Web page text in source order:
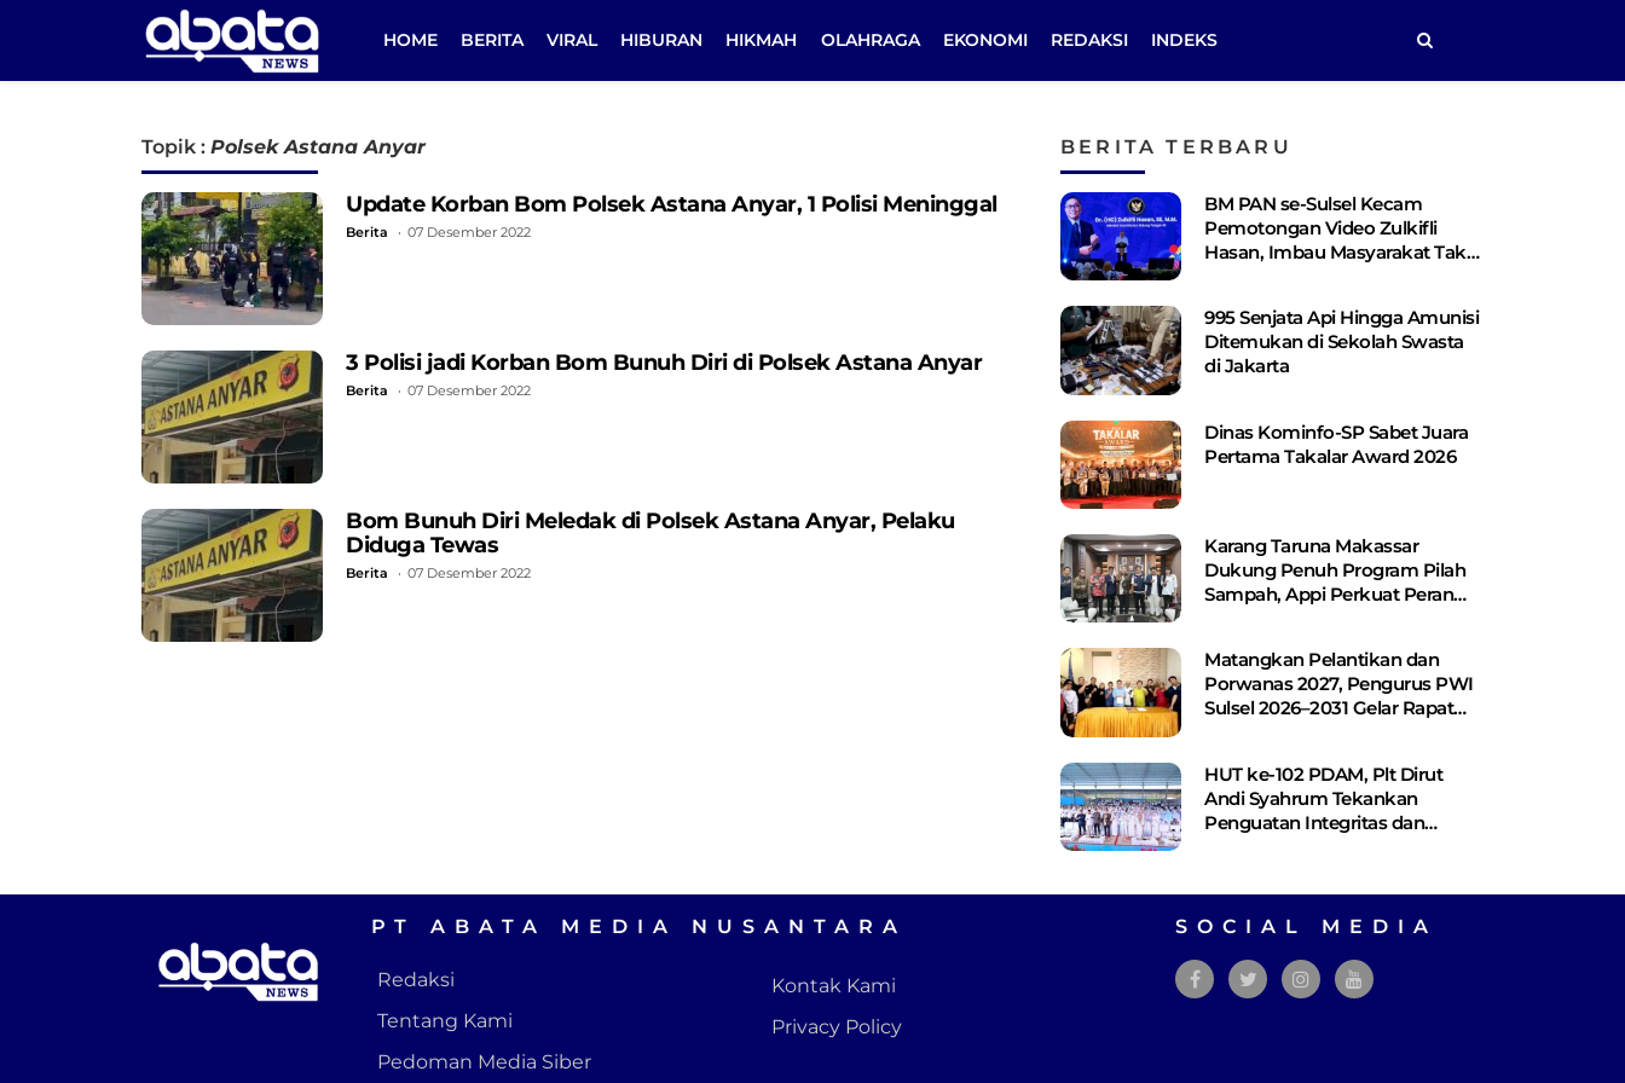
HOME BERITA VIRAL HIBURAN HIKMAH OLAHRAGA EKONOMI REDAKSI INDEKS
Topik : Polsek Astana Anyar
Update Korban Bom Polsek Astana Anyar, 1 Polisi Meninggal
Berita 07 Desember 2022
3 Polisi jadi Korban Bom Bunuh Diri di Polsek Astana Anyar
Berita 07 Desember 2022
Bom Bunuh Diri Meledak di Polsek Astana Anyar, Pelaku
Diduga Tewas
Berita 07 Desember 2022
BERITA TERBARU
BM PAN se-Sulsel Kecam
Pemotongan Video Zulkifli
Hasan, Imbau Masyarakat Tak
995 Senjata Api Hingga Amunisi
Ditemukan di Sekolah Swasta
di Jakarta
Dinas Kominfo-SP Sabet Juara
Pertama Takalar Award 2026
Karang Taruna Makassar
Dukung Penuh Program Pilah
Sampah, Appi Perkuat Peran
Matangkan Pelantikan dan
Porwanas 2027, Pengurus PWI
Sulsel 2026–2031 Gelar Rapat
HUT ke-102 PDAM, Plt Dirut
Andi Syahrum Tekankan
Penguatan Integritas dan
PT ABATA MEDIA NUSANTARA
Redaksi
Tentang Kami
Pedoman Media Siber
Kontak Kami
Privacy Policy
SOCIAL MEDIA